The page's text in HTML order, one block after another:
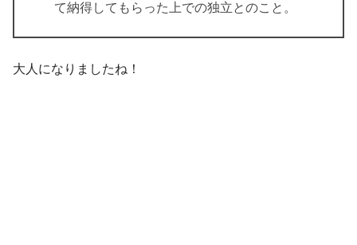
て納得してもらった上での独立とのこと。
大人になりましたね！